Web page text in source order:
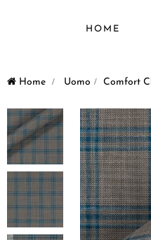
HOME
Home > Uomo > Comfort